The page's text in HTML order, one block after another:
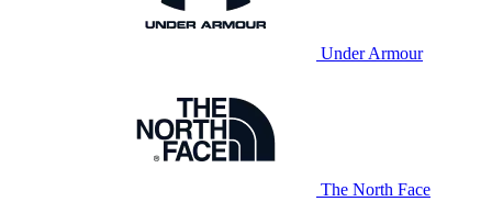
Under Armour
The North Face